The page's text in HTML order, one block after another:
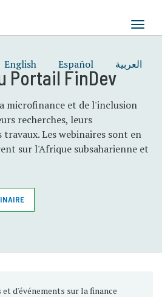
principal
English Español العربية
Portail FinDev
microfinance et de l'inclusion
recherches, leurs
Les webinaires sont en
sur l'Afrique subsaharienne et
d'événements sur la finance